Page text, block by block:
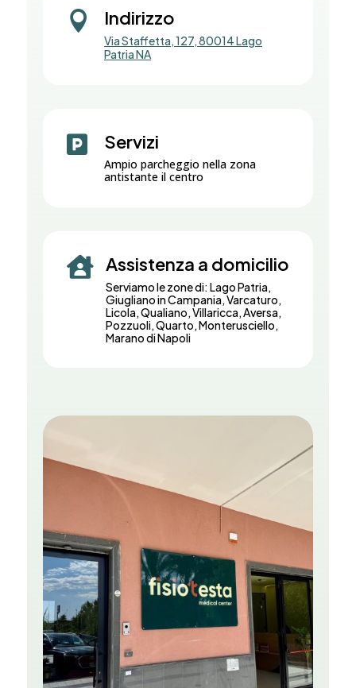
 Indirizzo
Via Staffetta, 127, 80014 Lago
Patria NA
 Servizi
Ampio parcheggio nella zona
antistante il centro
 Assistenza a domicilio
Serviamo le zone di: Lago Patria,
Giugliano in Campania, Varcaturo,
Licola, Qualiano, Villaricca, Aversa,
Pozzuoli, Quarto, Monterusciello,
Marano di Napoli